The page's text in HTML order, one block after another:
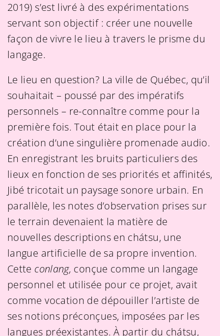
2019) s’est livré à des expérimentations
servant son objectif : créer une nouvelle
façon de vivre le lieu à travers le prisme du
langage.
Le lieu en question? La ville de Québec, qu’il
souhaitait – poussé par des impératifs
personnels – re-connaître comme pour la
première fois. Tout était en place pour la
création d’une singulière promenade audio.
En enregistrant les bruits particuliers des
lieux en fonction de ses priorités et affinités,
Jibé tricotait un paysage sonore urbain. En
parallèle, les notes d’observation prises sur
le terrain devenaient la matière de
nouvelles descriptions en chátsu, une
langue artificielle de sa propre invention.
Cette conlang, conçue comme un langage
personnel et utilisée pour ce projet, avait
comme vocation de dépouiller l’artiste de
ses notions préconçues, imposées par les
langues préexistantes. À partir du chátsu,